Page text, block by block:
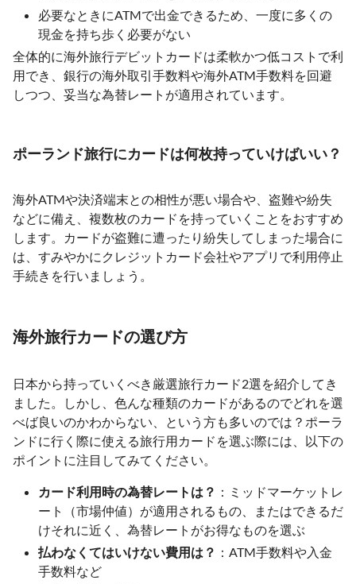
必要なときにATMで出金できるため、一度に多くの
現金を持ち歩く必要がない
全体的に海外旅行デビットカードは柔軟かつ低コストで利
用でき、銀行の海外取引手数料や海外ATM手数料を回避
しつつ、妥当な為替レートが適用されています。
ポーランド旅行にカードは何枚持っていけばいい？
海外ATMや決済端末との相性が悪い場合や、盗難や紛失
などに備え、複数枚のカードを持っていくことをおすすめ
します。カードが盗難に遭ったり紛失してしまった場合に
は、すみやかにクレジットカード会社やアプリで利用停止
手続きを行いましょう。
海外旅行カードの選び方
日本から持っていくべき厳選旅行カード2選を紹介してき
ました。しかし、色んな種類のカードがあるのでどれを選
べば良いのかわからない、という方も多いのでは？ポーラ
ンドに行く際に使える旅行用カードを選ぶ際には、以下の
ポイントに注目してみてください。
カード利用時の為替レートは？ ：ミッドマーケットレ
ート（市場仲値）が適用されるもの、またはできるだ
けそれに近く、為替レートがお得なものを選ぶ
払わなくてはいけない費用は？ ：ATM手数料や入金
手数料など